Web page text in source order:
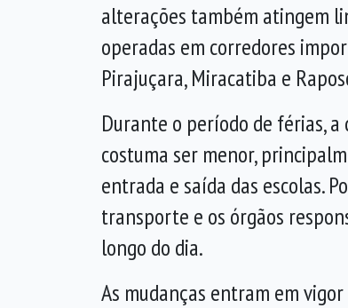
alterações também atingem
operadas em corredores
Pirajuçara, Miracatiba e
Durante o período de férias, a
costuma ser menor,
entrada e saída das escolas.
transporte e os órgãos
longo do dia.
As mudanças entram em